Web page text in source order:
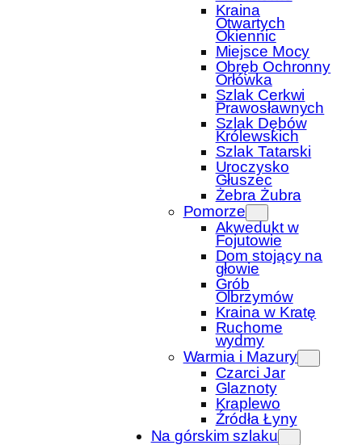
Kraina
Otwartych
Okiennic
Miejsce Mocy
Obręb Ochronny
Orłówka
Szlak Cerkwi
Prawosławnych
Szlak Dębów
Królewskich
Szlak Tatarski
Uroczysko
Głuszec
Żebra Żubra
Pomorze
Akwedukt w
Fojutowie
Dom stojący na
głowie
Grób
Olbrzymów
Kraina w Kratę
Ruchome
wydmy
Warmia i Mazury
Czarci Jar
Glaznoty
Kraplewo
Źródła Łyny
Na górskim szlaku